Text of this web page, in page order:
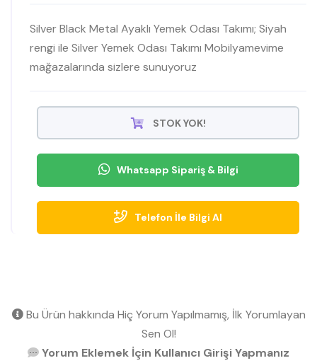
Silver Black Metal Ayaklı Yemek Odası Takımı; Siyah
rengi ile Silver Yemek Odası Takımı Mobilyamevime
mağazalarında sizlere sunuyoruz
STOK YOK!
Whatsapp Sipariş & Bilgi
Telefon İle Bilgi Al
Bu Ürün hakkında Hiç Yorum Yapılmamış, İlk Yorumlayan
Sen Ol!
Yorum Eklemek İçin Kullanıcı Girişi Yapmanız